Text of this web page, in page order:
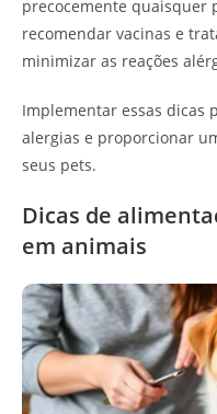
precocemente quaisquer
recomendar vacinas e
minimizar as reações
Implementar essas dicas
alergias e proporcionar
seus pets.
Dicas de
em animais